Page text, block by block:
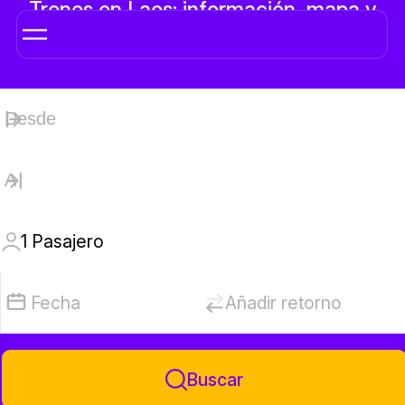
Trenes en Laos: información, mapa y
1 Pasajero
Fecha Añadir retorno
Buscar